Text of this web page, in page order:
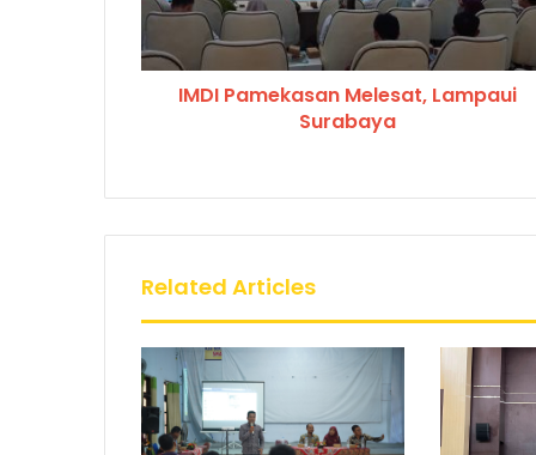
IMDI Pamekasan Melesat, Lampaui
Surabaya
Related Articles